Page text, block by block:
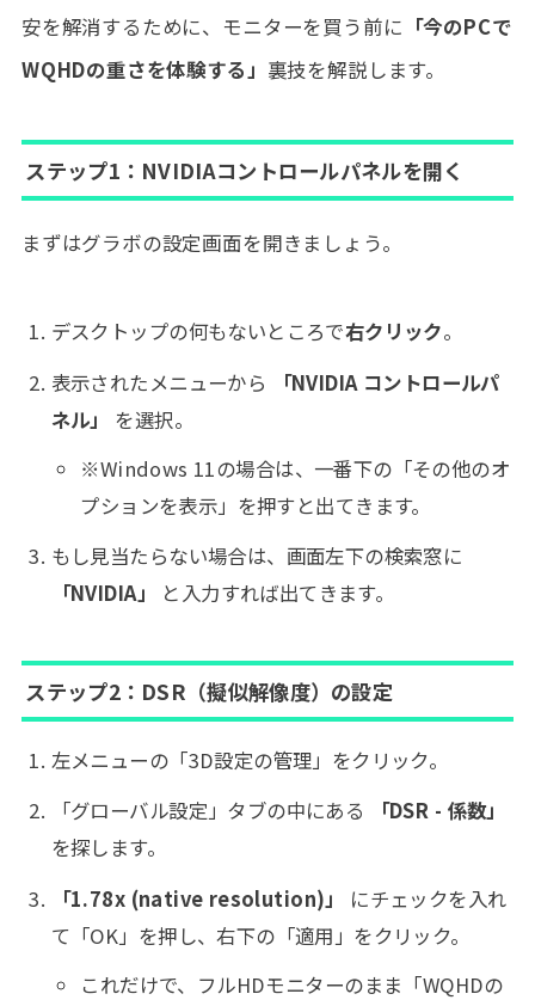
安を解消するために、モニターを買う前に 「今のPCで
WQHDの重さを体験する」 裏技を解説します。
ステップ1：NVIDIAコントロールパネルを開く
まずはグラボの設定画面を開きましょう。
デスクトップの何もないところで右クリック。
表示されたメニューから
「NVIDIA コントロールパ
ネル」
を選択。
※Windows 11の場合は、一番下の「その他のオ
プションを表示」を押すと出てきます。
もし見当たらない場合は、画面左下の検索窓に
「NVIDIA」
と入力すれば出てきます。
ステップ2：DSR（擬似解像度）の設定
左メニューの「3D設定の管理」をクリック。
「グローバル設定」タブの中にある
「DSR - 係数」
を探します。
「1.78x (native resolution)」
にチェックを入れ
て「OK」を押し、右下の「適用」をクリック。
これだけで、フルHDモニターのまま「WQHDの